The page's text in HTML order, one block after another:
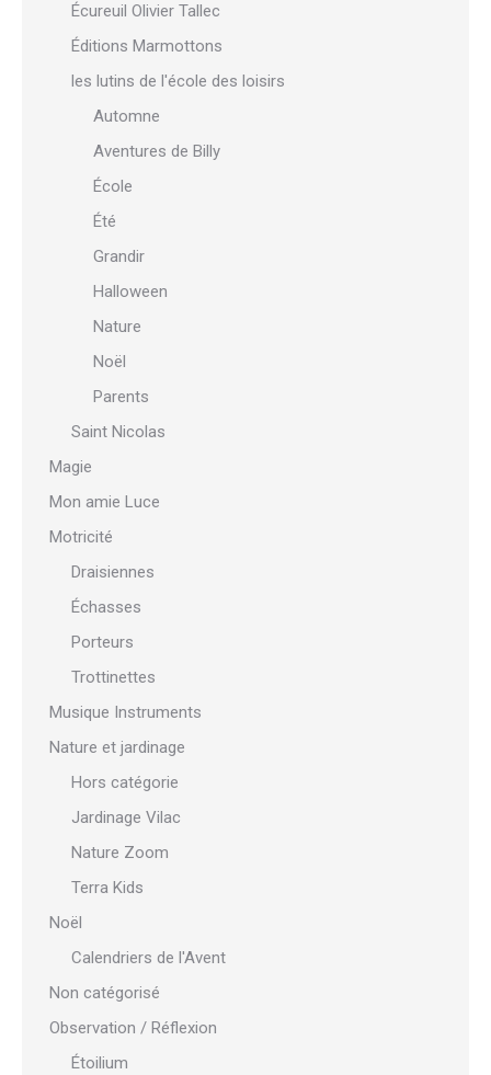
Écureuil Olivier Tallec
Éditions Marmottons
les lutins de l'école des loisirs
Automne
Aventures de Billy
École
Été
Grandir
Halloween
Nature
Noël
Parents
Saint Nicolas
Magie
Mon amie Luce
Motricité
Draisiennes
Échasses
Porteurs
Trottinettes
Musique Instruments
Nature et jardinage
Hors catégorie
Jardinage Vilac
Nature Zoom
Terra Kids
Noël
Calendriers de l'Avent
Non catégorisé
Observation / Réflexion
Étoilium